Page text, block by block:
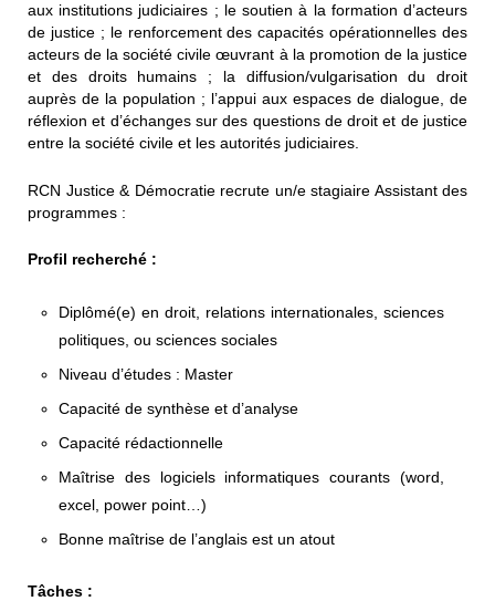
aux institutions judiciaires ; le soutien à la formation d’acteurs
de justice ; le renforcement des capacités opérationnelles des
acteurs de la société civile œuvrant à la promotion de la justice
et des droits humains ; la diffusion/vulgarisation du droit
auprès de la population ; l’appui aux espaces de dialogue, de
réflexion et d’échanges sur des questions de droit et de justice
entre la société civile et les autorités judiciaires.
RCN Justice & Démocratie recrute un/e stagiaire Assistant des
programmes :
Profil recherché :
Diplômé(e) en droit, relations internationales, sciences
politiques, ou sciences sociales
Niveau d’études : Master
Capacité de synthèse et d’analyse
Capacité rédactionnelle
Maîtrise des logiciels informatiques courants (word,
excel, power point…)
Bonne maîtrise de l’anglais est un atout
Tâches :